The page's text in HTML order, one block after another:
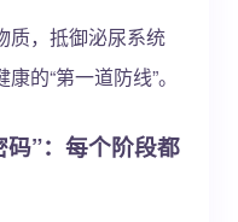
质，抵御泌尿系统
的“第一道防线”。
”：每个阶段都